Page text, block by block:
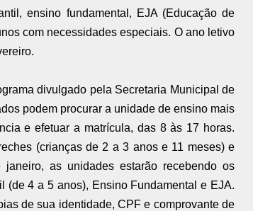
ensino fundamental, EJA (Educação de
com necessidades especiais. O ano letivo
divulgado pela Secretaria Municipal de
podem procurar a unidade de ensino mais
e efetuar a matrícula, das 8 às 17 horas.
(crianças de 2 a 3 anos e 11 meses) e
as unidades estarão recebendo os
(de 4 a 5 anos), Ensino Fundamental e EJA.
de sua identidade, CPF e comprovante de